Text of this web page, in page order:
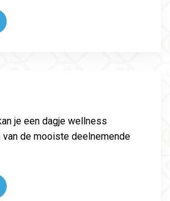
je een dagje wellness
de mooiste deelnemende